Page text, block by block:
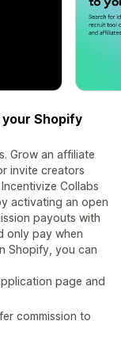
Shopify
Grow an affiliate
invite creators
Collabs
activating an open
payouts with
only pay when
Shopify, you can
page and
commission to